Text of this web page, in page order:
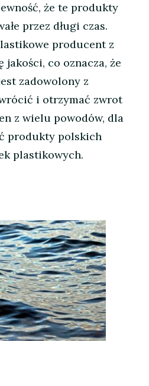
że te produkty
przez długi czas.
producent z
co oznacza, że
zadowolony z
i otrzymać zwrot
z wielu powodów, dla
produkty polskich
plastikowych.